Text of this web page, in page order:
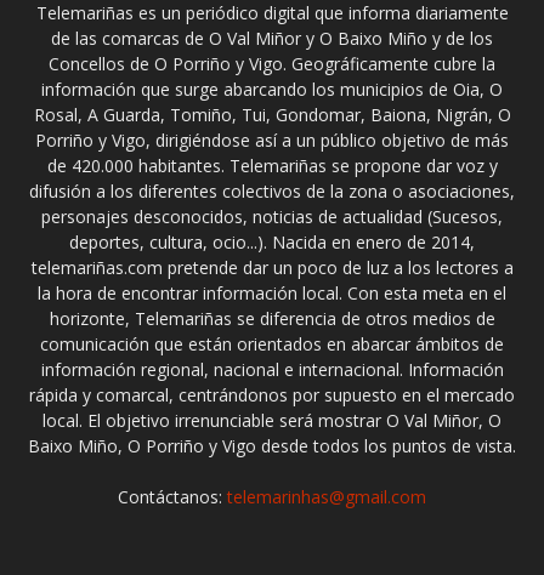
Telemariñas es un periódico digital que informa diariamente
de las comarcas de O Val Miñor y O Baixo Miño y de los
Concellos de O Porriño y Vigo. Geográficamente cubre la
información que surge abarcando los municipios de Oia, O
Rosal, A Guarda, Tomiño, Tui, Gondomar, Baiona, Nigrán, O
Porriño y Vigo, dirigiéndose así a un público objetivo de más
de 420.000 habitantes. Telemariñas se propone dar voz y
difusión a los diferentes colectivos de la zona o asociaciones,
personajes desconocidos, noticias de actualidad (Sucesos,
deportes, cultura, ocio...). Nacida en enero de 2014,
telemariñas.com pretende dar un poco de luz a los lectores a
la hora de encontrar información local. Con esta meta en el
horizonte, Telemariñas se diferencia de otros medios de
comunicación que están orientados en abarcar ámbitos de
información regional, nacional e internacional. Información
rápida y comarcal, centrándonos por supuesto en el mercado
local. El objetivo irrenunciable será mostrar O Val Miñor, O
Baixo Miño, O Porriño y Vigo desde todos los puntos de vista.
Contáctanos:telemarinhas@gmail.com